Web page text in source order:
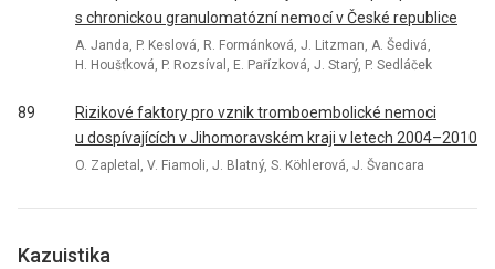
s chronickou granulomatózní nemocí v České republice
A. Janda, P. Keslová, R. Formánková, J. Litzman, A. Šedivá,
H. Houšťková, P. Rozsíval, E. Pařízková, J. Starý, P. Sedláček
89
Rizikové faktory pro vznik tromboembolické nemoci
u dospívajících v Jihomoravském kraji v letech 2004–2010
O. Zapletal, V. Fiamoli, J. Blatný, S. Köhlerová, J. Švancara
Kazuistika